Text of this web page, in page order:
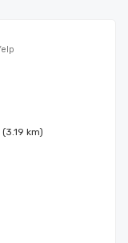
(3.19 km)